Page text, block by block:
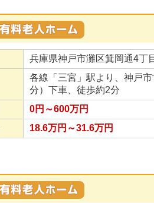
兵庫県神戸市灘区箕岡通4丁
各線「三宮」駅より、神戸
分）下車、徒歩約2分
0円～600万円
18.6万円～31.6万円